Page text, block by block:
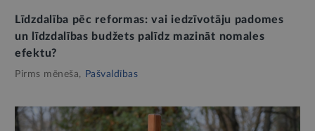
Līdzdalība pēc reformas: vai iedzīvotāju padomes
un līdzdalības budžets palīdz mazināt nomales
efektu?
Pirms mēneša, Pašvaldības